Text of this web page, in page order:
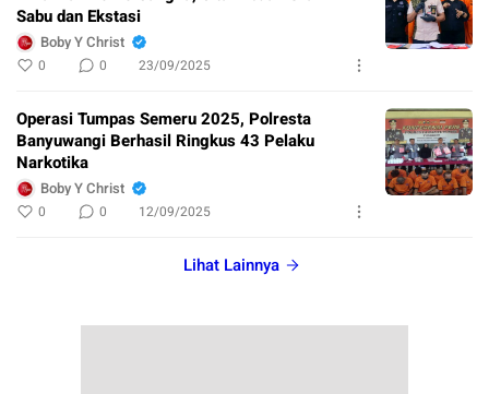
Sabu dan Ekstasi
Boby Y Christ
0 0 23/09/2025
Operasi Tumpas Semeru 2025, Polresta
Banyuwangi Berhasil Ringkus 43 Pelaku
Narkotika
Boby Y Christ
0 0 12/09/2025
Lihat Lainnya